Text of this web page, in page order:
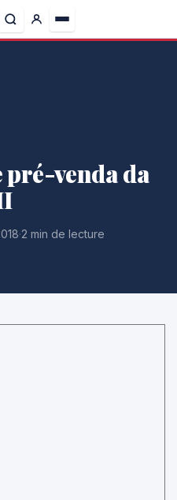
venda da
·2 min de lecture